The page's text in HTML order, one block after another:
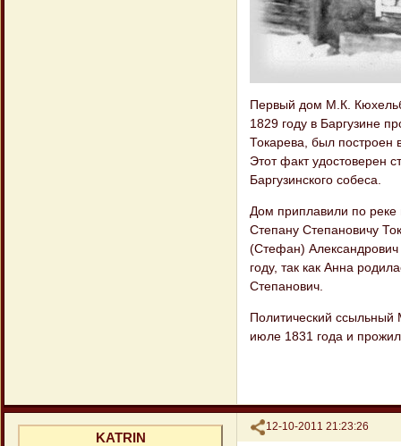
Первый дом М.К.
1829 году в Баргузине
Токарева, был построен
Этот факт удостоверен
Баргузинского собеса.
Дом приплавили по реке
Степану Степановичу
(Стефан) Александрович
году, так как Анна
Степанович.
Политический
июле 1831 года и
Поделиться
12-10-2011 21:23:26
KATRIN